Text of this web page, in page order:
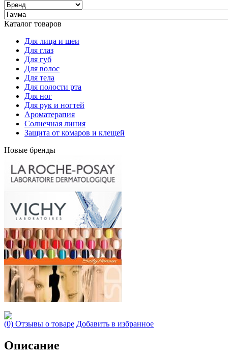
Каталог товаров
Для лица и шеи
Для глаз
Для губ
Для волос
Для тела
Для полости рта
Для ног
Для рук и ногтей
Ароматерапия
Солнечная линия
Защита от комаров и клещей
Новые бренды
(0) Отзывы о товаре Добавить в избранное
Описание